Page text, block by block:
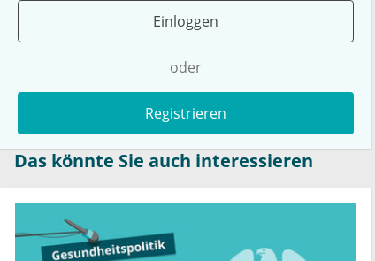
Einloggen
oder
Registrieren
Das könnte Sie auch interessieren